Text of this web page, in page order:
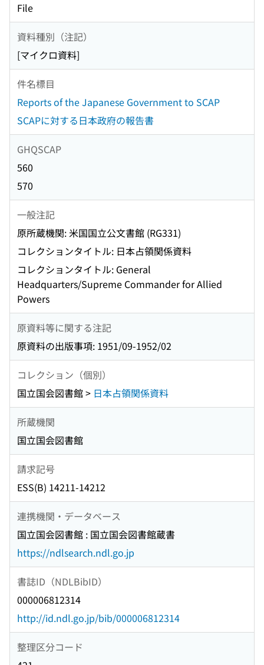
File
資料種別（注記）
[マイクロ資料]
件名標目
Reports of the Japanese Government to SCAP
SCAPに対する日本政府の報告書
GHQSCAP
560
570
一般注記
原所蔵機関: 米国国立公文書館 (RG331)
コレクションタイトル: 日本占領関係資料
コレクションタイトル: General
Headquarters/Supreme Commander for Allied
Powers
原資料等に関する注記
原資料の出版事項: 1951/09-1952/02
コレクション（個別）
国立国会図書館 > 日本占領関係資料
所蔵機関
国立国会図書館
請求記号
ESS(B) 14211-14212
連携機関・データベース
国立国会図書館 : 国立国会図書館蔵書
https://ndlsearch.ndl.go.jp
書誌ID（NDLBibID）
000006812314
http://id.ndl.go.jp/bib/000006812314
整理区分コード